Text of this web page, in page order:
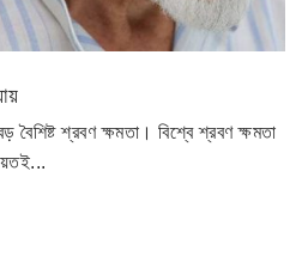
শ্রবণ ক্ষমতা। বিশ্বে শ্রবণ ক্ষমতা